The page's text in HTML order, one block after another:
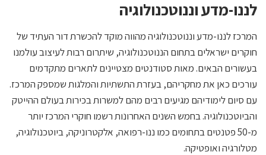
מדע וננוטכנולוגיה
לננו-מדע וננוטכנולוגיה מהווה מוקד להכשרת דור העתיד של
ישראלים בתחום הננוטכנולוגיה, שיתרום רבות לעיצוב עולמנו
הבאים. מאות סטודנטים מצטיינים לתארים מתקדמים
כאן את מחקריהם, בעזרת התשתיות והמלגות שמספק המרכז.
סיום לימודיהם מגיעים רבים מהם למשרות בכירות בעולם ההייטק
בחמש השנים האחרונות רשמו חוקרי המרכז יותר
מ-50 פטנטים בתחומים כמו ננו-רפואה, אלקטרוניקה, ביוטכנולוגיה,
ואופטיקה.